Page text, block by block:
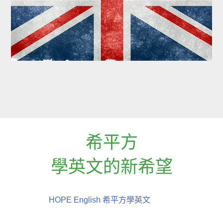
希平方
學英文的新希望
HOPE English 希平方學英文